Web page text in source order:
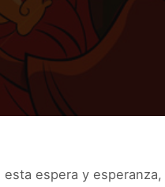
espera y